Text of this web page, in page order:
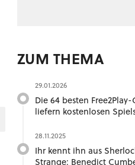
ZUM THEMA
29.01.2026
Die 64 besten
liefern kostenlosen
28.11.2025
Ihr kennt ihn aus
Strange: Benedict